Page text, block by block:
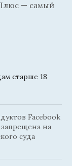
— самый
старше 18
Facebook
на
суда